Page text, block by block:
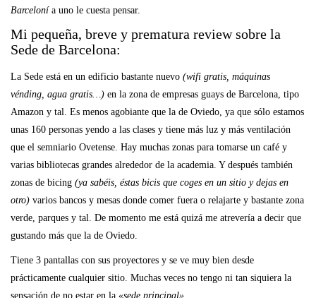
Barceloní a uno le cuesta pensar.
Mi pequeña, breve y prematura review sobre la
Sede de Barcelona:
La Sede está en un edificio bastante nuevo (wifi gratis, máquinas
vénding, agua gratis…) en la zona de empresas guays de Barcelona, tipo
Amazon y tal. Es menos agobiante que la de Oviedo, ya que sólo estamos
unas 160 personas yendo a las clases y tiene más luz y más ventilación
que el semniario Ovetense. Hay muchas zonas para tomarse un café y
varias bibliotecas grandes alrededor de la academia. Y después también
zonas de bicing (ya sabéis, éstas bicis que coges en un sitio y dejas en
otro) varios bancos y mesas donde comer fuera o relajarte y bastante zona
verde, parques y tal. De momento me está quizá me atrevería a decir que
gustando más que la de Oviedo.
Tiene 3 pantallas con sus proyectores y se ve muy bien desde
prácticamente cualquier sitio. Muchas veces no tengo ni tan siquiera la
sensación de no estar en la «sede principal»